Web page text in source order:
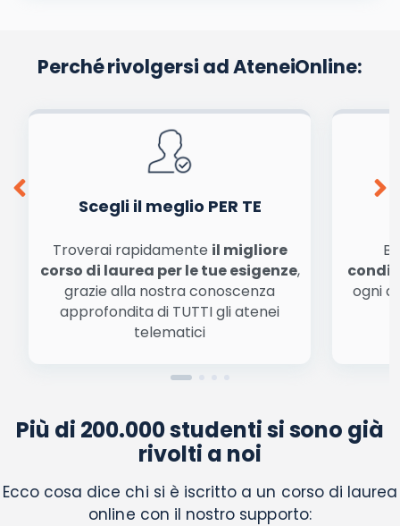
Perché rivolgersi ad AteneiOnline:
Scegli il meglio PER TE
Troverai rapidamente il migliore
corso di laurea per le tue esigenze,
grazie alla nostra conoscenza
approfondita di TUTTI gli atenei
telematici
ogni
Più di 200.000 studenti si sono già
rivolti a noi
Ecco cosa dice chi si è iscritto a un corso di laurea
online con il nostro supporto: